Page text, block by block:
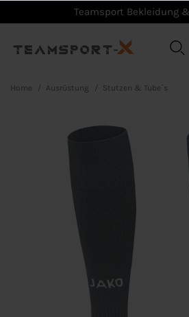
Teamsport Bekleidung
Home Ausrüstung Stutzen & Tube´s